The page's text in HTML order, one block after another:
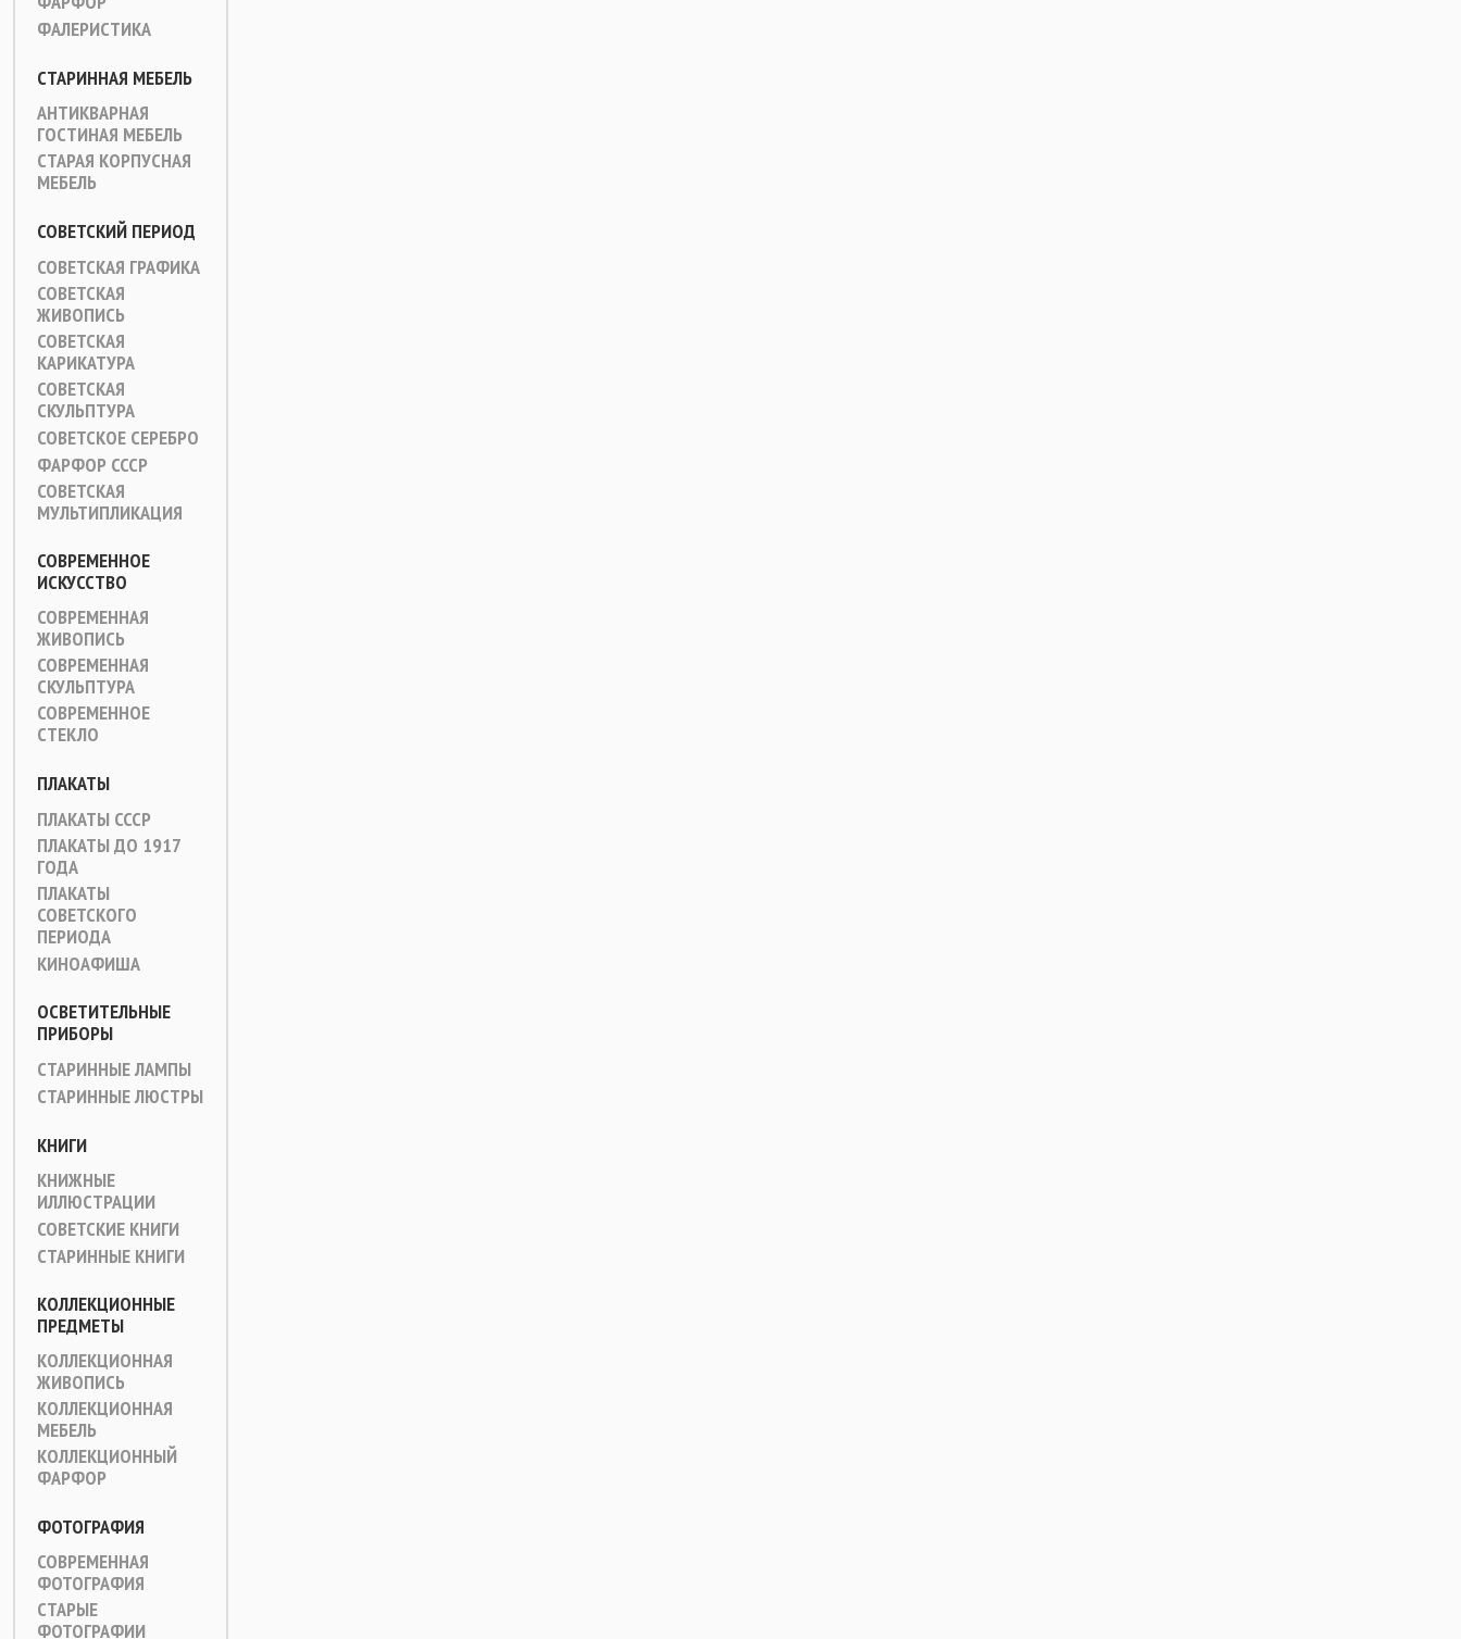
ФАЛЕРИСТИКА
СТАРИННАЯ МЕБЕЛЬ
АНТИКВАРНАЯ
ГОСТИНАЯ МЕБЕЛЬ
СТАРАЯ КОРПУСНАЯ
МЕБЕЛЬ
СОВЕТСКИЙ ПЕРИОД
СОВЕТСКАЯ ГРАФИКА
СОВЕТСКАЯ
ЖИВОПИСЬ
СОВЕТСКАЯ
КАРИКАТУРА
СОВЕТСКАЯ
СКУЛЬПТУРА
СОВЕТСКОЕ СЕРЕБРО
ФАРФОР СССР
СОВЕТСКАЯ
МУЛЬТИПЛИКАЦИЯ
СОВРЕМЕННОЕ
ИСКУССТВО
СОВРЕМЕННАЯ
ЖИВОПИСЬ
СОВРЕМЕННАЯ
СКУЛЬПТУРА
СОВРЕМЕННОЕ
СТЕКЛО
ПЛАКАТЫ
ПЛАКАТЫ СССР
ПЛАКАТЫ ДО 1917
ГОДА
ПЛАКАТЫ
СОВЕТСКОГО
ПЕРИОДА
КИНОАФИША
ОСВЕТИТЕЛЬНЫЕ
ПРИБОРЫ
СТАРИННЫЕ ЛАМПЫ
СТАРИННЫЕ ЛЮСТРЫ
КНИГИ
КНИЖНЫЕ
ИЛЛЮСТРАЦИИ
СОВЕТСКИЕ КНИГИ
СТАРИННЫЕ КНИГИ
КОЛЛЕКЦИОННЫЕ
ПРЕДМЕТЫ
КОЛЛЕКЦИОННАЯ
ЖИВОПИСЬ
КОЛЛЕКЦИОННАЯ
МЕБЕЛЬ
КОЛЛЕКЦИОННЫЙ
ФАРФОР
ФОТОГРАФИЯ
СОВРЕМЕННАЯ
ФОТОГРАФИЯ
СТАРЫЕ
ФОТОГРАФИИ